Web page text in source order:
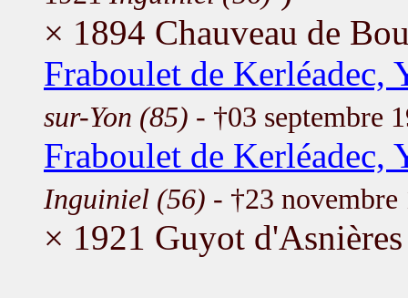
× 1894 Chauveau de
Fraboulet de Kerléadec,
sur-Yon (85) - †03 septembre
Fraboulet de Kerléadec,
Inguiniel (56) - †23
× 1921 Guyot